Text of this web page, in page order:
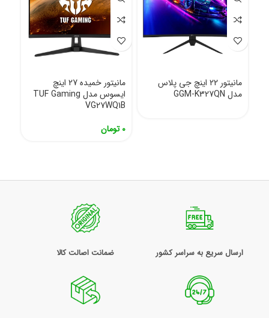
مانیتور 22 اینچ جی پلاس
مدل GGM-K327QN
مانیتور خمیده 27 اینچ
ایسوس مدل TUF Gaming
VG27WQ1B
0 تومان
ارسال سریع به سراسر کشور ضمانت اصالت کالا